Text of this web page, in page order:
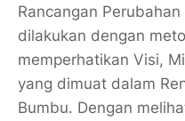
Rancangan
dilakukan dengan
memperhatikan Visi,
yang dimuat dalam
Bumbu. Dengan